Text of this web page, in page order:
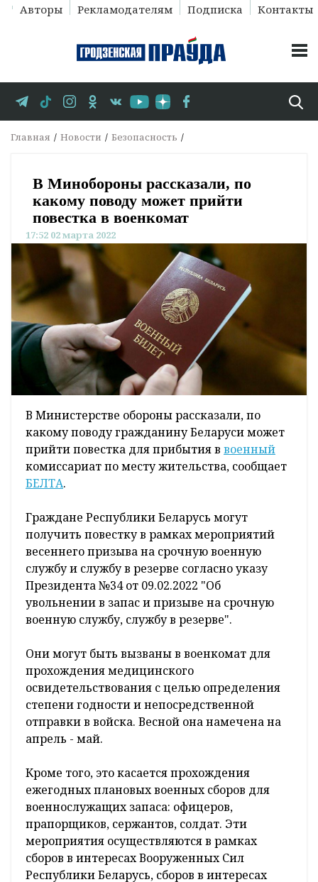
Авторы Рекламодателям Подписка Контакты
Главная Новости Безопасность
В Минобороны рассказали, по
какому поводу может прийти
повестка в военкомат
17:52 02 марта 2022
В Министерстве обороны рассказали, по
какому поводу гражданину Беларуси может
прийти повестка для прибытия в военный
комиссариат по месту жительства, сообщает
БЕЛТА.
Граждане Республики Беларусь могут
получить повестку в рамках мероприятий
весеннего призыва на срочную военную
службу и службу в резерве согласно указу
Президента №34 от 09.02.2022 "Об
увольнении в запас и призыве на срочную
военную службу, службу в резерве".
Они могут быть вызваны в военкомат для
прохождения медицинского
освидетельствования с целью определения
степени годности и непосредственной
отправки в войска. Весной она намечена на
апрель - май.
Кроме того, это касается прохождения
ежегодных плановых военных сборов для
военнослужащих запаса: офицеров,
прапорщиков, сержантов, солдат. Эти
мероприятия осуществляются в рамках
сборов в интересах Вооруженных Сил
Республики Беларусь, сборов в интересах